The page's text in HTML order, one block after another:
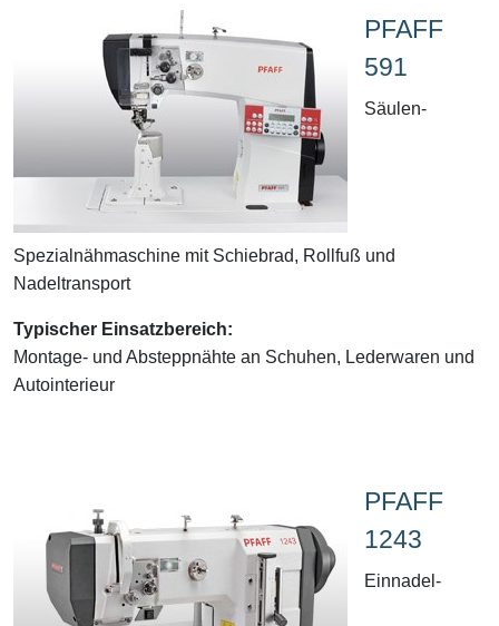
PFAFF
591
Säulen-
Spezialnähmaschine mit Schiebrad, Rollfuß und
Nadeltransport
Typischer Einsatzbereich:
Montage- und Absteppnähte an Schuhen, Lederwaren und
Autointerieur
PFAFF
1243
Einnadel-